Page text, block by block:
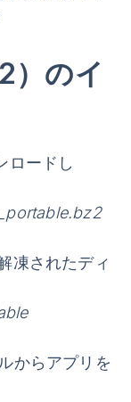
）のイ
ロードし
凍されたディ
からアプリを